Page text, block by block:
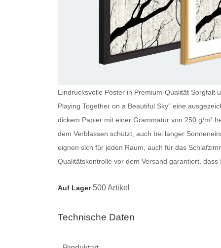
Eindrucksvolle Poster in Premium-Qualität Sorgfalt
Playing Together on a Beautiful Sky" eine
dickem Papier mit einer Grammatur von 250 g/m²
dem Verblassen schützt, auch bei langer
eignen sich für jeden Raum, auch für das
Qualitätskontrolle vor dem Versand garantiert, dass
Auf Lager 500 Artikel
Technische Daten